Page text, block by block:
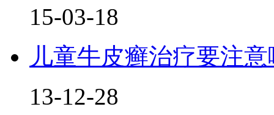
15-03-18
儿童牛皮癣治疗要注
13-12-28